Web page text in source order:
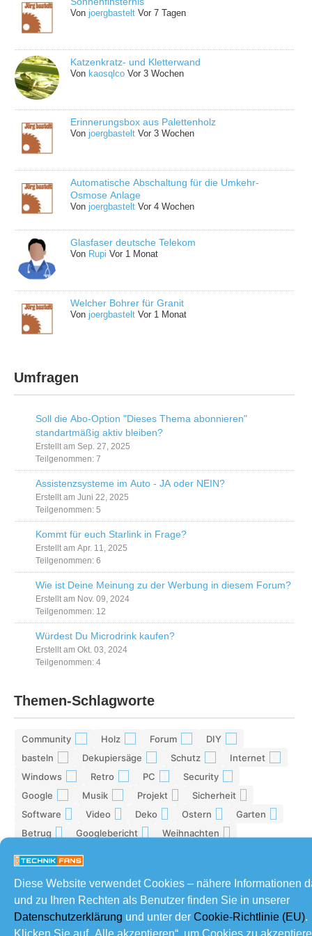
Diese Website verwendet Cookies – nähere Informationen
und zu Ihren Rechten als Benutzer finden Sie in unserer
Datenschutzerklärung und unter der Cookie-Richtlinie (EU).
Vonjoergbastelt Vor 7 Tagen
Katzenkratz- und Kletterwand
Vonkaosqlco Vor 3 Wochen
Erinnerungsbox aus Palettenholz
Vonjoergbastelt Vor 3 Wochen
Automatische Abschaltung für die Umkehr-
Osmose Anlage
Vonjoergbastelt Vor 4 Wochen
Glasfaser deutsche Telekom
Von Rupi Vor 1 Monat
Welcher Bohrer für Granit
Vonjoergbastelt Vor 1 Monat
Umfragen
Soll die Abo-Option "Dieses Thema abonnieren"
standartmäßig aktiv bleiben?
Erstellt am Sep. 27, 2025
Teilgenommen: 7
Assistenzsysteme im Auto - JA oder NEIN?
Erstellt am Juni 22, 2025
Teilgenommen: 5
Kommt für euch Starlink in Frage?
Erstellt am Apr. 11, 2025
Teilgenommen: 6
Wie ist Deine Meinung zu der Werbung in diesem Forum?
Erstellt am Nov. 09, 2024
Teilgenommen: 12
Würdest Du Microdrink kaufen?
Erstellt am Okt. 03, 2024
Teilgenommen: 4
Themen-Schlagworte
Community Holz Forum DIY
basteln Dekupiersäge Schutz Internet
Windows Retro PC Security
Google Musik Projekt Sicherheit
Software Video Deko Ostern Garten
Betrug Googlebericht Weihnachten
Netzwerk
Samsung 6 Win 10 6 Technikfans 6 Geburtstag 6
Spam Windows 10 Laptop sägen
Partner 5 IT Sicherheit Kino 5